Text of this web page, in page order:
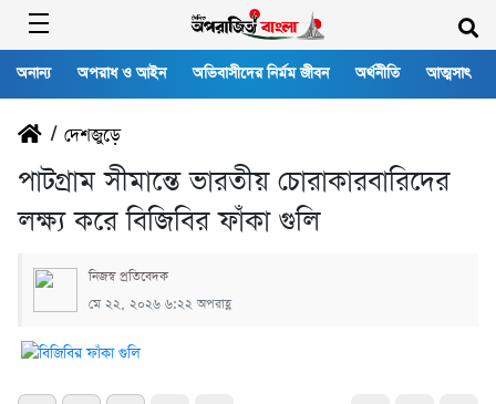
অনান্য অপরাধ ও আইন অভিবাসীদের নির্মম জীবন অর্থনীতি আত্মসাৎ
/ দেশজুড়ে
পাটগ্রাম সীমান্তে ভারতীয় চোরাকারবারিদের
লক্ষ্য করে বিজিবির ফাঁকা গুলি
নিজস্ব প্রতিবেদক
মে ২২, ২০২৬ ৬:২২ অপরাহ্ণ